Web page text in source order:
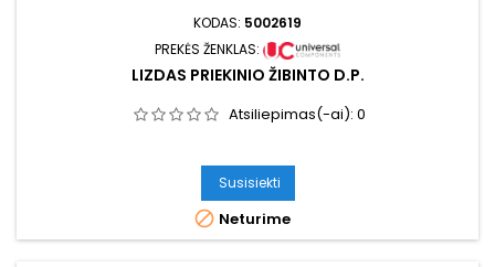
KODAS: 5002619
PREKĖS ŽENKLAS:
LIZDAS PRIEKINIO ŽIBINTO D.P.
Atsiliepimas(-ai): 0
Susisiekti
 Neturime